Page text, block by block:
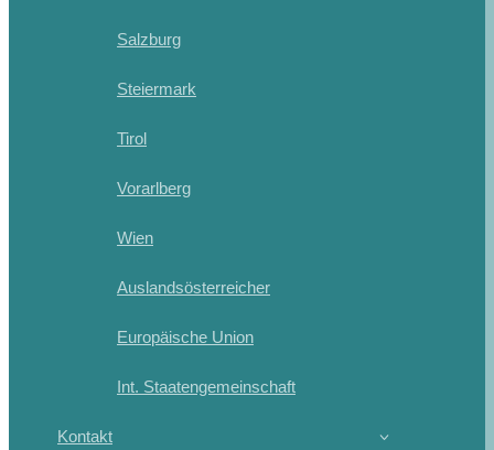
Salzburg
Steiermark
Tirol
Vorarlberg
Wien
Auslandsösterreicher
Europäische Union
Int. Staatengemeinschaft
Kontakt